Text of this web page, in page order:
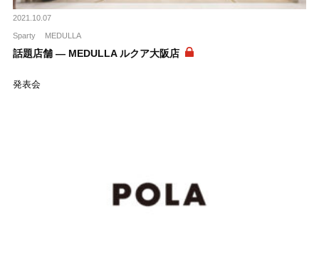
2021.10.07
Sparty MEDULLA
話題店舗 ― MEDULLA ルクア大阪店
発表会